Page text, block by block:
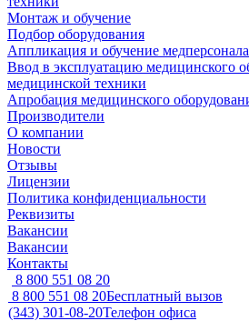
Монтаж и обучение
Подбор оборудования
Аппликация и обучение медперсонала
Ввод в эксплуатацию медицинского
медицинской техники
Апробация медицинского
Производители
О компании
Новости
Отзывы
Лицензии
Политика конфиденциальности
Реквизиты
Вакансии
Вакансии
Контакты
8 800 551 08 20
8 800 551 08 20Бесплатный вызов
(343) 301-08-20Телефон офиса